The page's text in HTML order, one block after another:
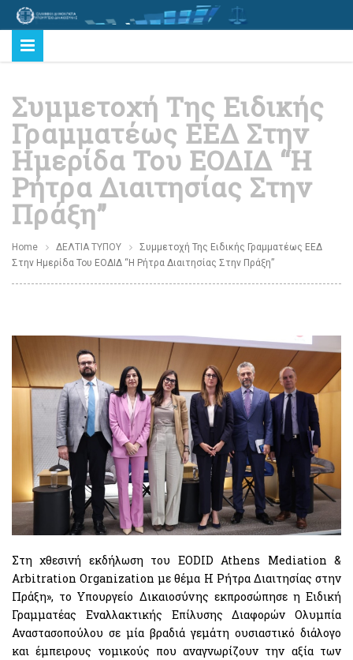
Συμμετοχή Της Ειδικής
Γραμματέως ΕΕΔ Στην
Ημερίδα Του ΕΟΔΙΔ “Η
Ρήτρα Διαιτησίας Στην
Πράξη”
Home ΔΕΛΤΙΑ ΤΥΠΟΥ
Συμμετοχή Της Ειδικής Γραμματέως ΕΕΔ
Στην Ημερίδα Του ΕΟΔΙΔ “Η Ρήτρα Διαιτησίας Στην Πράξη”
Στη χθεσινή εκδήλωση του EODID Athens Mediation &
Arbitration Organization με θέμα Η Ρήτρα Διαιτησίας στην
Πράξη», το Υπουργείο Δικαιοσύνης εκπροσώπησε η Ειδική
Γραμματέας Εναλλακτικής Επίλυσης Διαφορών Ολυμπία
Αναστασοπούλου σε μία βραδιά γεμάτη ουσιαστικό διάλογο
και έμπειρους νομικούς που αναγνωρίζουν την αξία των